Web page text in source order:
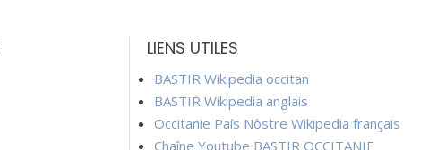
LIENS UTILES
BASTIR Wikipedia occitan
BASTIR Wikipedia anglais
Occitanie País Nòstre Wikipedia français
Chaîne Youtube BASTIR OCCITANIE